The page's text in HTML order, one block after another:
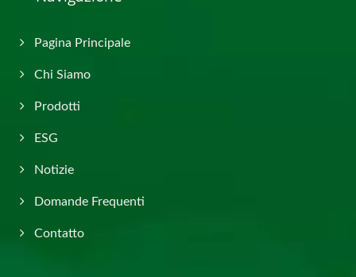
Pagina Principale
Chi Siamo
Prodotti
ESG
Notizie
Domande Frequenti
Contatto